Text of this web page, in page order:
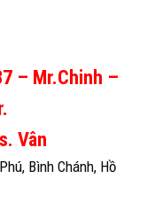
– Mr.Chinh –
Vân
Bình Chánh, Hồ